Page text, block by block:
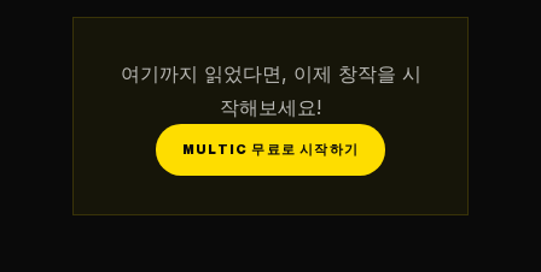
여기까지 읽었다면, 이제 창작을 시
작해보세요!
MULTIC 무료로 시작하기